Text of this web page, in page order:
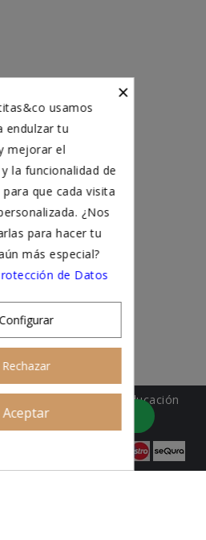
natural y educación
amablepersonalizado
×
usamos
endulzar tu
mejorar el
la funcionalidad de
que cada visita
¿Nos
para hacer tu
más especial?
de Datos
Configurar
Rechazar
Aceptar